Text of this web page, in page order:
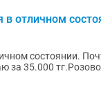
отличном
состоянии.
за 35.000